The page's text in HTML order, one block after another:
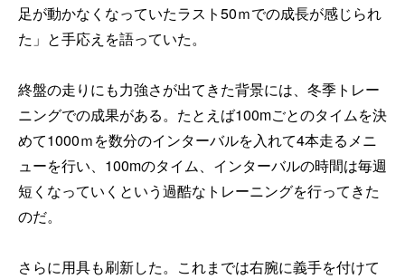
足が動かなくなっていたラスト50ｍでの成長が感じられ
た」と手応えを語っていた。
終盤の走りにも力強さが出てきた背景には、冬季トレー
ニングでの成果がある。たとえば100mごとのタイムを決
めて1000ｍを数分のインターバルを入れて4本走るメニ
ューを行い、100mのタイム、インターバルの時間は毎週
短くなっていくという過酷なトレーニングを行ってきた
のだ。
さらに用具も刷新した。これまでは右腕に義手を付けて